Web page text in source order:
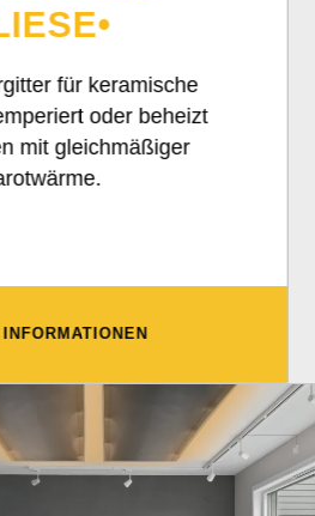
für keramische
oder beheizt
mit gleichmäßiger
INFORMATIONEN